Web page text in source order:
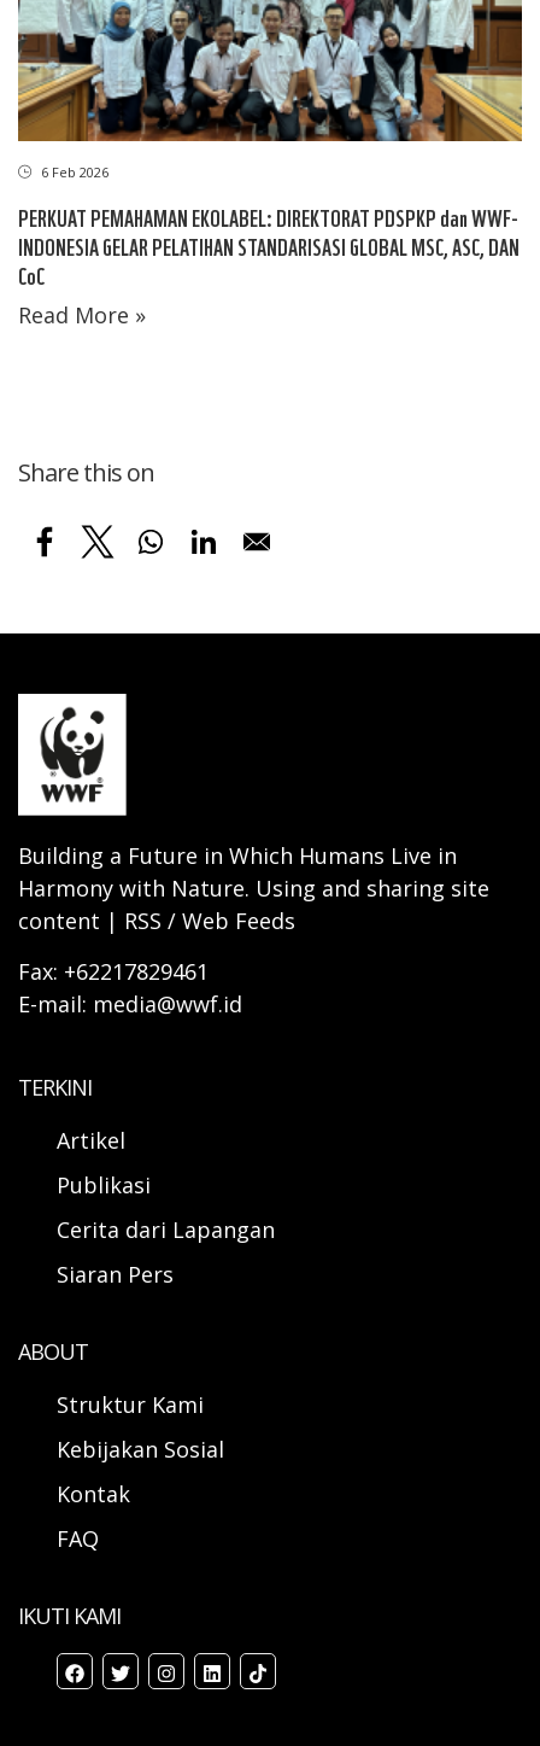
6 Feb 2026
PERKUAT PEMAHAMAN EKOLABEL: DIREKTORAT PDSPKP dan WWF-
INDONESIA GELAR PELATIHAN STANDARISASI GLOBAL MSC, ASC, DAN
CoC
Read More »
Share this on
Building a Future in Which Humans Live in
Harmony with Nature. Using and sharing site
content | RSS / Web Feeds
Fax: +62217829461
E-mail: media@wwf.id
TERKINI
Artikel
Publikasi
Cerita dari Lapangan
Siaran Pers
ABOUT
Struktur Kami
Kebijakan Sosial
Kontak
FAQ
IKUTI KAMI